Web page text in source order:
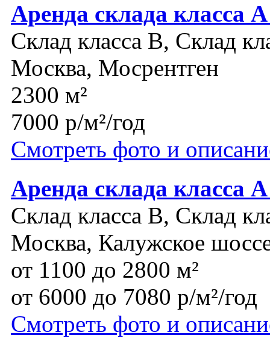
Аренда склада класса
Склад класса B, Склад
Москва, Мосрентген
2300 м²
7000 р/м²/год
Смотреть фото и
Аренда склада класса
Склад класса B, Склад
Москва, Калужское
от 1100 до 2800 м²
от 6000 до 7080 р/м²/год
Смотреть фото и